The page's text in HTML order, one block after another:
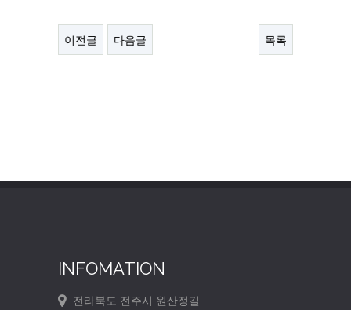
이전글 다음글 목록
INFOMATION
전라북도 전주시 원산정길